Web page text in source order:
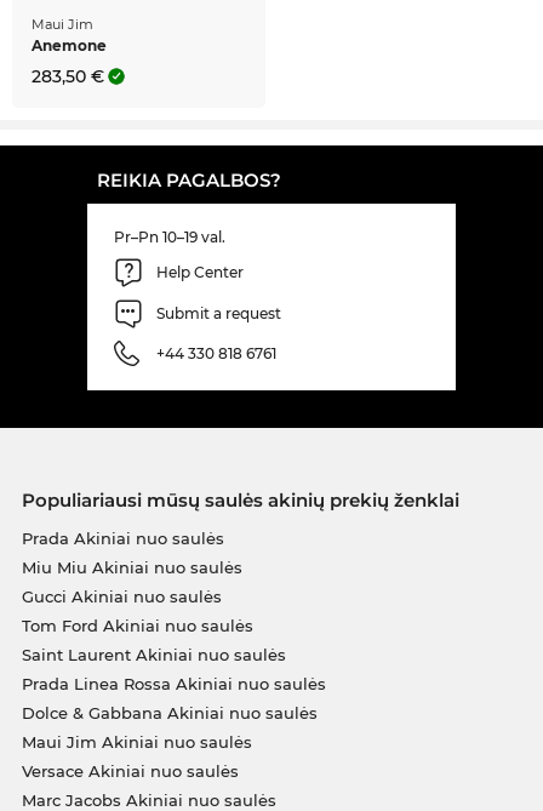
Maui Jim
Anemone
283,50 €
REIKIA PAGALBOS?
Pr–Pn 10–19 val.
Help Center
Submit a request
+44 330 818 6761
Populiariausi mūsų saulės akinių prekių ženklai
Prada Akiniai nuo saulės
Miu Miu Akiniai nuo saulės
Gucci Akiniai nuo saulės
Tom Ford Akiniai nuo saulės
Saint Laurent Akiniai nuo saulės
Prada Linea Rossa Akiniai nuo saulės
Dolce & Gabbana Akiniai nuo saulės
Maui Jim Akiniai nuo saulės
Versace Akiniai nuo saulės
Marc Jacobs Akiniai nuo saulės